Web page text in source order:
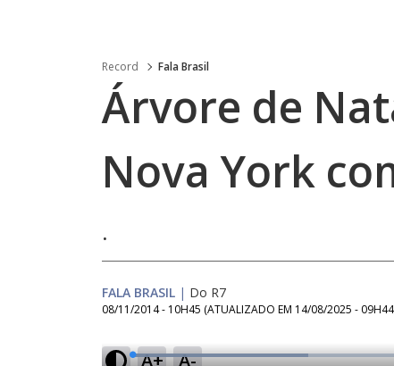
Record Fala Brasil
Árvore de
Nova York
.
FALA BRASIL | Do R7
08/11/2014 - 10H45 (ATUALIZADO EM 14/08/2025 - 09H44
A+ A- L